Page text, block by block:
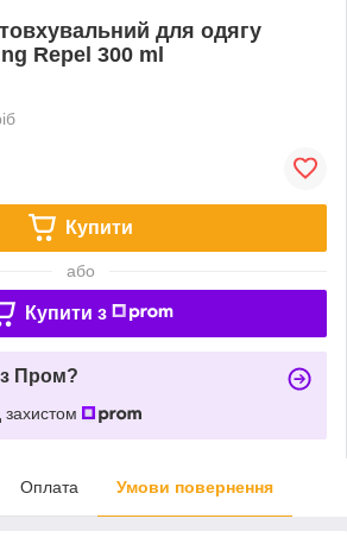
для одягу
Repel 300 ml
Купити
або
Купити з
Пром?
Оплата Умови повернення